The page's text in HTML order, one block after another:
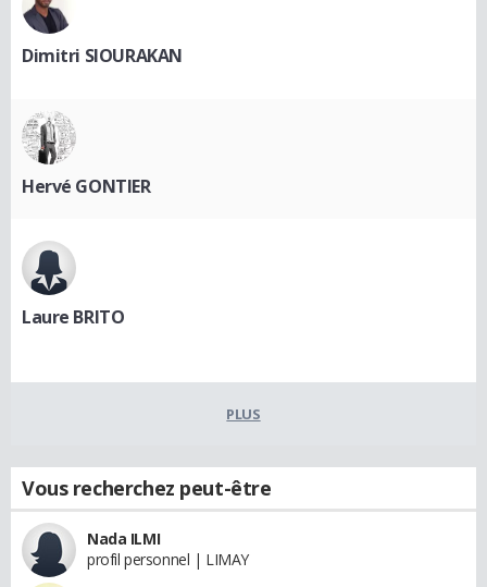
Dimitri SIOURAKAN
Hervé GONTIER
Laure BRITO
PLUS
Vous recherchez peut-être
Nada ILMI
profil personnel | LIMAY